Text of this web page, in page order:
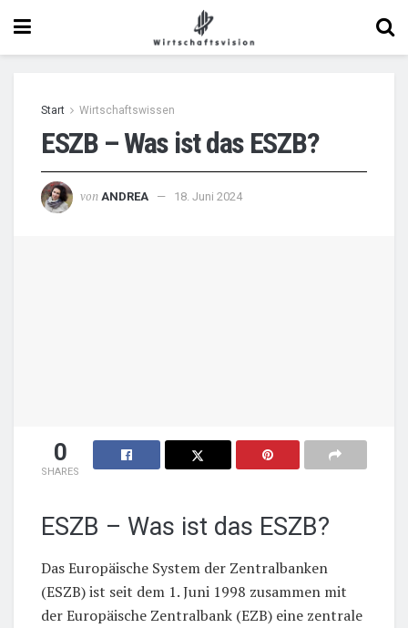
Start Wirtschaftswissen
ESZB – Was ist das ESZB?
von ANDREA 18. Juni 2024
0
SHARES
ESZB – Was ist das ESZB?
Das Europäische System der Zentralbanken
(ESZB) ist seit dem 1. Juni 1998 zusammen mit
der Europäische Zentralbank (EZB) eine zentrale